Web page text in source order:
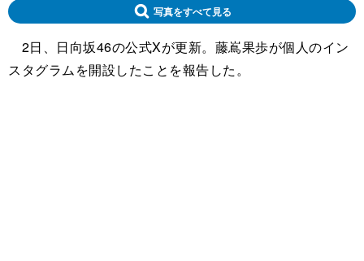
写真をすべて見る
2日、日向坂46の公式Xが更新。藤嶌果歩が個人のイン
スタグラムを開設したことを報告した。